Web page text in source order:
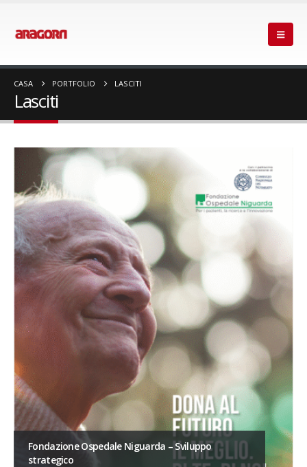
CASA PORTFOLIO LASCITI
Lasciti
Fondazione Ospedale Niguarda – Sviluppo
strategico